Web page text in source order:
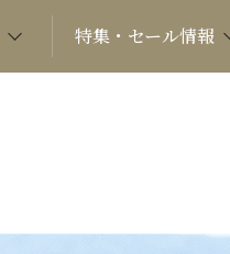
特集・セール情報